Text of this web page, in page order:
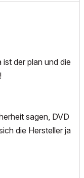
der plan und die
sagen, DVD
die Hersteller ja